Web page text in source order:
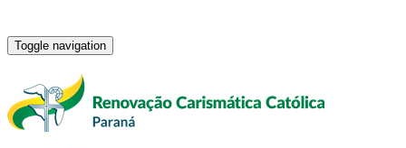
Toggle navigation